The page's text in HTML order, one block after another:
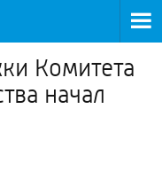
Комитета
начал